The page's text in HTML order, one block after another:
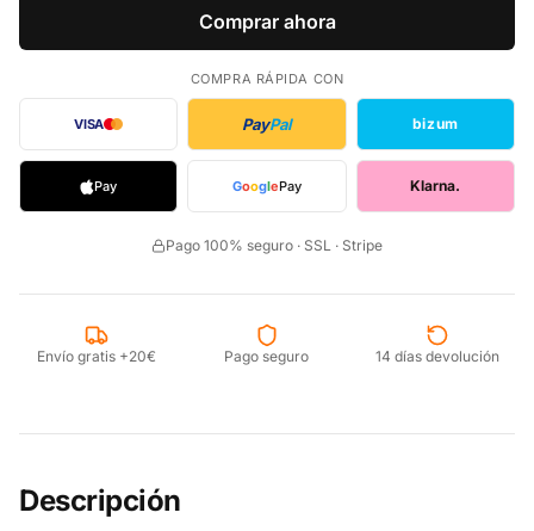
Comprar ahora
COMPRA RÁPIDA CON
VISA PayPal bizum
Pay GooglePay Klarna.
Pago 100% seguro · SSL · Stripe
Envío gratis +20€ Pago seguro 14 días devolución
Descripción